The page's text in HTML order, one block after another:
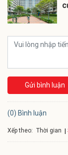
Gửi bình luận
(0) Bình luận
Xếp theo: Thời gian